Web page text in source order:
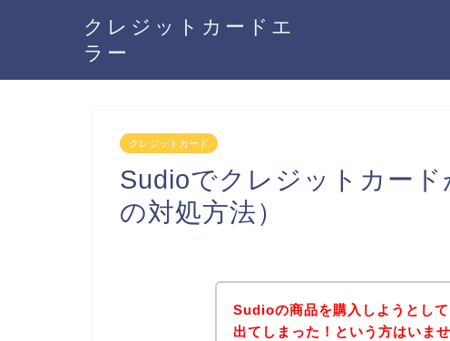
クレジットカードエ
ラー
クレジットカード
Sudioでクレジットカー
の対処方法）
Sudioの商品を購入しようとし
出てしまった！という方はいま